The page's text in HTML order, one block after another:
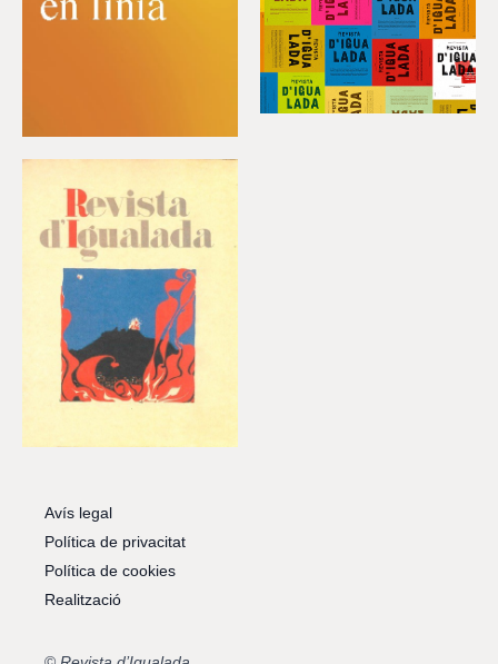
Avís legal
Política de privacitat
Política de cookies
Realització